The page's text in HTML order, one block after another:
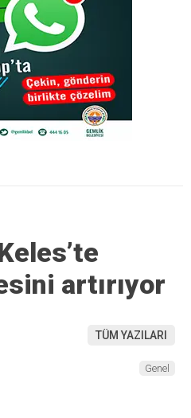
artırıyor
TÜM YAZILARI
Genel